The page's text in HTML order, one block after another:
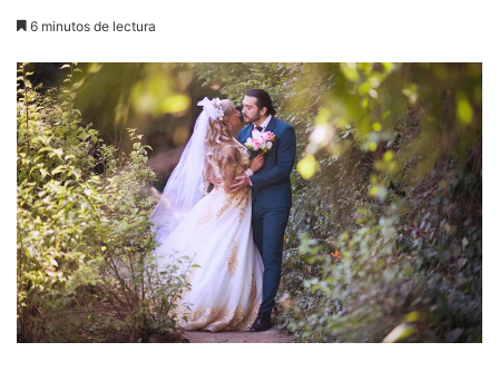
6 minutos de lectura